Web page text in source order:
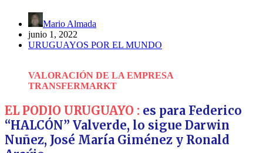
Mario Almada
junio 1, 2022
URUGUAYOS POR EL MUNDO
VALORACIÓN DE LA EMPRESA
TRANSFERMARKT
EL PODIO URUGUAYO : es para Federico
“HALCÓN” Valverde, lo sigue Darwin
Nuñez, José María Giménez y Ronald